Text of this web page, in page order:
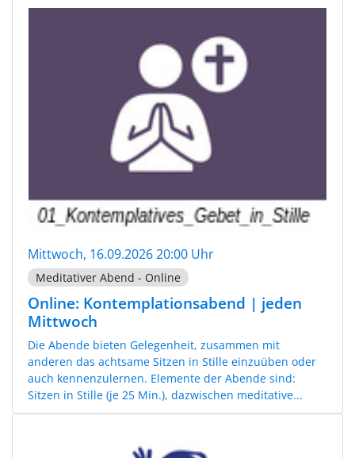
Mittwoch, 16.09.2026 20:00 Uhr
Meditativer Abend - Online
Online: Kontemplationsabend | jeden
Mittwoch
Die Abende bieten Gelegenheit, zusammen mit
anderen das achtsame Sitzen in Stille einzuüben oder
auch kennenzulernen. Elemente der Abende sind:
Sitzen in Stille (je 25 Min.), dazwischen meditative...